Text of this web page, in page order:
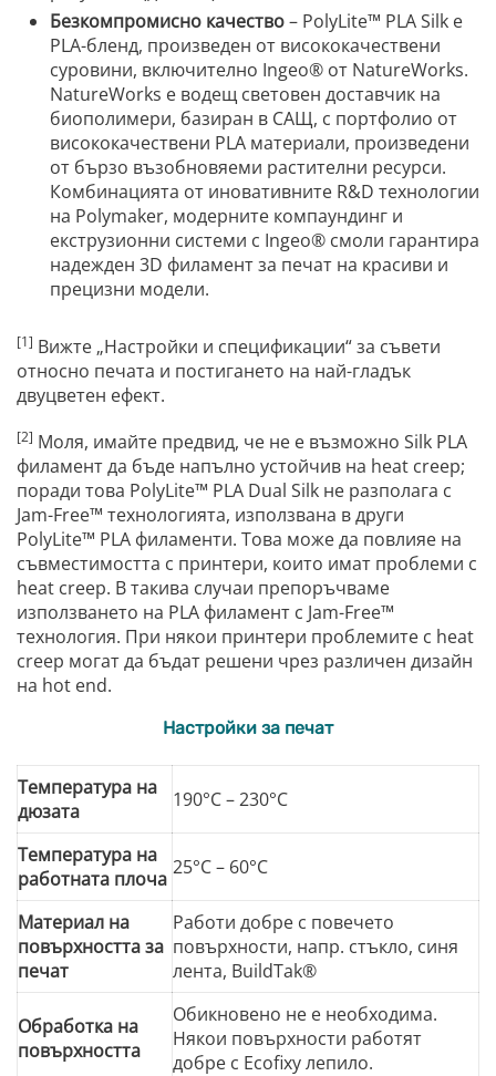
Безкомпромисно качество– PolyLite™ PLA Silk е
PLA-бленд, произведен от висококачествени
суровини, включително Ingeo® от NatureWorks.
NatureWorks е водещ световен доставчик на
биополимери, базиран в САЩ, с портфолио от
висококачествени PLA материали, произведени
от бързо възобновяеми растителни ресурси.
Комбинацията от иновативните R&D технологии
на Polymaker, модерните компаундинг и
екструзионни системи с Ingeo® смоли гарантира
надежден 3D филамент за печат на красиви и
прецизни модели.
[1] Вижте „Настройки и спецификации“ за съвети
относно печата и постигането на най-гладък
двуцветен ефект.
[2] Моля, имайте предвид, че не е възможно Silk PLA
филамент да бъде напълно устойчив на heat creep;
поради това PolyLite™ PLA Dual Silk не разполага с
Jam-Free™ технологията, използвана в други
PolyLite™ PLA филаменти. Това може да повлияе на
съвместимостта с принтери, които имат проблеми с
heat creep. В такива случаи препоръчваме
използването на PLA филамент с Jam-Free™
технология. При някои принтери проблемите с heat
creep могат да бъдат решени чрез различен дизайн
на hot end.
Настройки за печат
Температура на
дюзата
190°C – 230°C
Температура на
работната плоча 25°C – 60°C
Материал на
повърхността за
печат
Работи добре с повечето
повърхности, напр. стъкло, синя
лента, BuildTak®
Обработка на
повърхността
Обикновено не е необходима.
Някои повърхности работят
добре с Ecofixy лепило.